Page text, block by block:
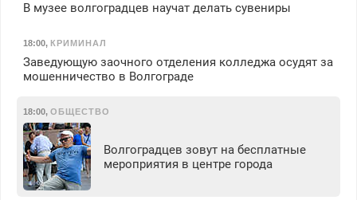
В музее волгоградцев научат делать сувениры
18:00, КРИМИНАЛ
Заведующую заочного отделения колледжа осудят за
мошенничество в Волгограде
18:00, ОБЩЕСТВО
Волгоградцев зовут на бесплатные
мероприятия в центре города